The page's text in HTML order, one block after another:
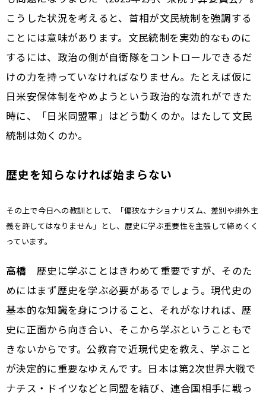
こうした状況を考えると、首相が文民統制を強調する
ことには意味があります。文民統制を実効的なものに
するには、政治の側が自衛隊をコントロールできるだ
けの力を持っていなければなりません。たとえば仮に
日米安保体制をやめようという政治的な流れができた
時に、「日米同盟軍」はどう動くのか。はたして文民
統制は効くのか。
歴史を知らなければ始まらない
――その上で今日への教訓として、「偏狭なナショナリズム、差別や排外主
義を許してはなりません」とし、歴史に学ぶ重要性を主張して締めくく
っています。
高橋 歴史に学ぶことはきわめて重要ですが、そのた
めにはまず歴史を学ぶ必要があるでしょう。現代史の
基本的な知識を身につけること、それがなければ、歴
史に正面から向き合い、そこから学ぶということもで
きないからです。公教育で近現代史を教え、学ぶこと
が決定的に重要なゆえんです。日本は第2次世界大戦で
ナチス・ドイツなどと同盟を結び、連合国相手に戦っ